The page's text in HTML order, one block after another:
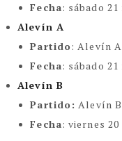
Fecha: sábado
Alevín A
Partido:Alevín A
Fecha: sábado
Alevín B
Partido: Alevín B
Fecha:viernes